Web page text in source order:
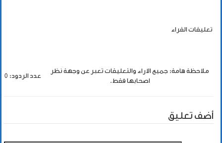
تعليقات القراء
ملاحظة هامة: جميع الاراء والتعليقات تعبر عن وجهة نظر
اصحابها فقط.
عدد الردود: 0
أضف تعليق